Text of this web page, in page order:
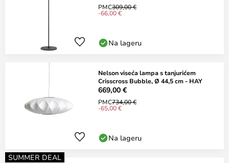
PMC309,00 €
-66,00 €
Na lageru
Nelson viseća lampa s tanjurićem
Crisscross Bubble, Ø 44,5 cm - HAY
669,00 €
PMC734,00 €
-65,00 €
Na lageru
SUMMER DEAL